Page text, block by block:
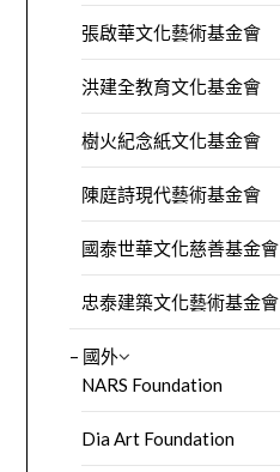
張啟華文化藝術基金會
洪建全教育文化基金會
樹火紀念紙文化基金會
陳庭詩現代藝術基金會
國泰世華文化慈善基金會
忠泰建築文化藝術基金會
– 國外
NARS Foundation
Dia Art Foundation